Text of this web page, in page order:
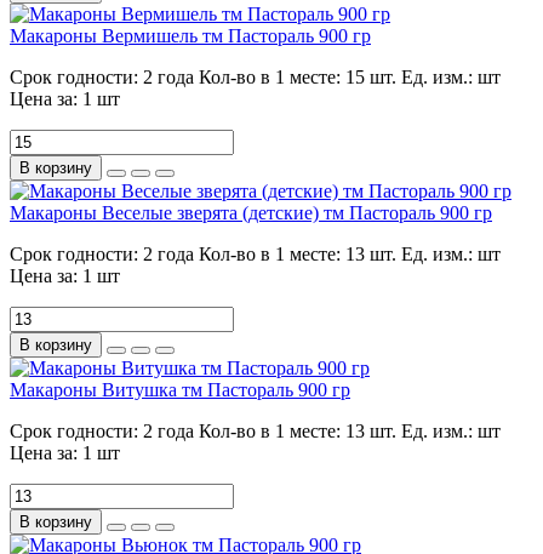
Макароны Вермишель тм Пастораль 900 гр
Срок годности: 2 года Кол-во в 1 месте: 15 шт. Ед. изм.: шт
Цена за: 1 шт
В корзину
Макароны Веселые зверята (детские) тм Пастораль 900 гр
Срок годности: 2 года Кол-во в 1 месте: 13 шт. Ед. изм.: шт
Цена за: 1 шт
В корзину
Макароны Витушка тм Пастораль 900 гр
Срок годности: 2 года Кол-во в 1 месте: 13 шт. Ед. изм.: шт
Цена за: 1 шт
В корзину